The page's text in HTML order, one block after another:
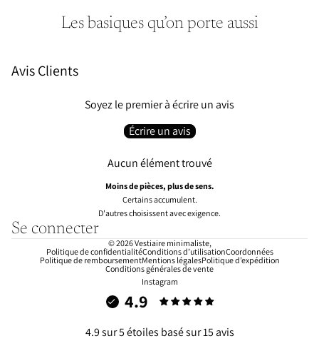
intégral sous 5 à 7 jours ouvrés dès réception.
Les basiques qu’on porte aussi
Avis Clients
Soyez le premier à écrire un avis
Écrire un avis
Aucun élément trouvé
Moins de pièces, plus de sens.
Certains accumulent.
D'autres choisissent avec exigence.
Se connecter
© 2026Vestiaire minimaliste,
Politique de confidentialitéConditions d’utilisationCoordonnées
Politique de remboursementMentions légalesPolitique d’expédition
Conditions générales de vente
Instagram
4.9
4.9 sur 5 étoiles basé sur 15 avis